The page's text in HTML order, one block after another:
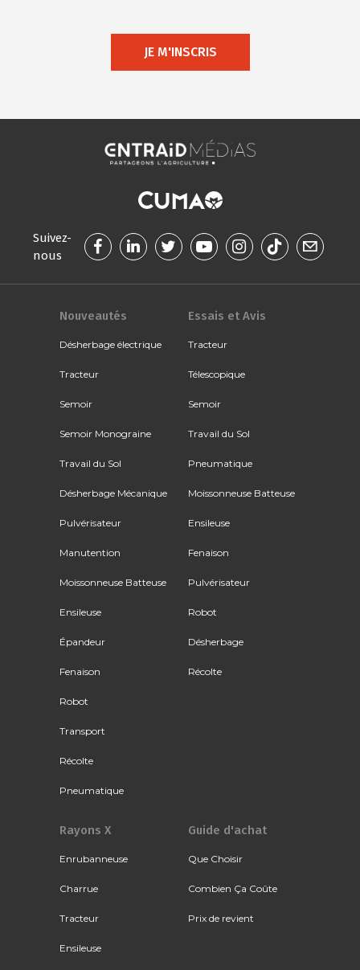
JE M'INSCRIS
Suivez-
nous
Nouveautés
Désherbage électrique
Tracteur
Semoir
Semoir Monograine
Travail du Sol
Désherbage Mécanique
Pulvérisateur
Manutention
Moissonneuse Batteuse
Ensileuse
Épandeur
Fenaison
Robot
Transport
Récolte
Pneumatique
Essais et Avis
Tracteur
Télescopique
Semoir
Travail du Sol
Pneumatique
Moissonneuse Batteuse
Ensileuse
Fenaison
Pulvérisateur
Robot
Désherbage
Récolte
Rayons X
Enrubanneuse
Charrue
Tracteur
Ensileuse
Guide d'achat
Que Choisir
Combien Ça Coûte
Prix de revient